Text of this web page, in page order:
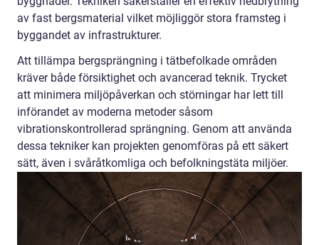
av fast bergsmaterial vilket möjliggör stora framsteg i
byggandet av infrastrukturer.
Att tillämpa bergsprängning i tätbefolkade områden
kräver både försiktighet och avancerad teknik. Trycket
att minimera miljöpåverkan och störningar har lett till
införandet av moderna metoder såsom
vibrationskontrollerad sprängning. Genom att använda
dessa tekniker kan projekten genomföras på ett säkert
sätt, även i svåråtkomliga och befolkningstäta miljöer.